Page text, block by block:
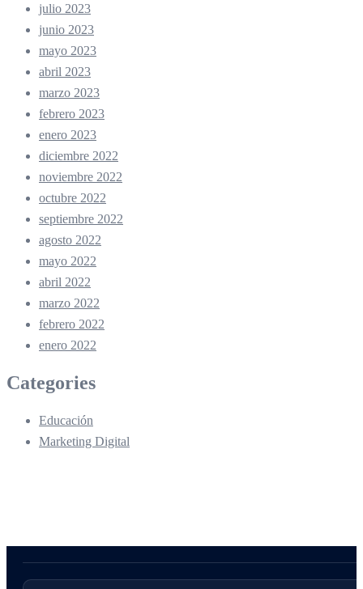
julio 2023
junio 2023
mayo 2023
abril 2023
marzo 2023
febrero 2023
enero 2023
diciembre 2022
noviembre 2022
octubre 2022
septiembre 2022
agosto 2022
mayo 2022
abril 2022
marzo 2022
febrero 2022
enero 2022
Categories
Educación
Marketing Digital